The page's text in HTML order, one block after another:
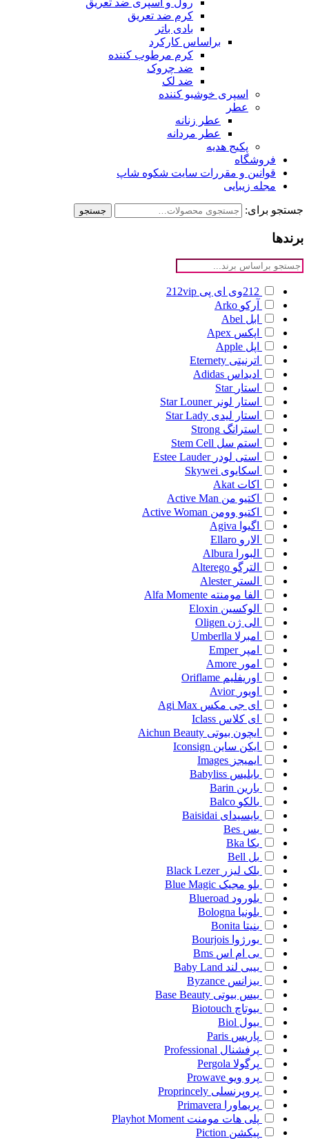
رول و اسپری ضد تعریق
کرم ضد تعریق
بادی باتر
براساس کارکرد
کرم مرطوب کننده
ضد چروک
ضد لک
اسپری خوشبو کننده
عطر
عطر زنانه
عطر مردانه
پکیج هدیه
فروشگاه
قوانین و مقررات سایت شکوه شاپ
مجله زیبایی
جستجو برای: جستجو
برندها
212وی ای پی
212vip
آرکو Arko
ابل Abel
اپکس Apex
اپل Apple
اترنیتی Eternety
ادیداس Adidas
استار Star
استار لونر Star Louner
استار لیدی Star Lady
استرانگ Strong
استم سل Stem Cell
استی لودر Estee Lauder
اسکایوی Skywei
اکات Akat
اکتیو من Active Man
اکتیو وومن Active Woman
اگیوا Agiva
الارو Ellaro
البورا
Albura
الترگو Alterego
الستر Alester
الفا مومنته Alfa Momente
الوکسین Eloxin
الی ژن Oligen
امبرلا Umberlla
امپر Emper
امور Amore
اوریفلیم Oriflame
اویور Avior
ای جی مکس Agi Max
ای کلاس Iclass
ایچون بیوتی Aichun Beauty
ایکن ساین Iconsign
ایمیجز Images
بابلیس Babyliss
بارین Barin
بالکو Balco
بایسیدای Baisidai
بس Bes
بکا Bka
بل Bell
بلک لیزر Black Lezer
بلو مجیک Blue Magic
بلورود Blueroad
بلونیا Bologna
بنیتا Bonita
بورژوا Bourjois
بی ام اس Bms
بیبی لند Baby Land
بیزانس Byzance
بیس بیوتی Base Beauty
بیوتاچ Biotouch
بیول Biol
پاریس Paris
پرفشنال Professional
پرگولا Pergola
پرو ویو Prowave
پروپرنسلی Proprincely
پریماورا
Primavera
پلی هات مومنت Playhot Moment
پیکشن Piction